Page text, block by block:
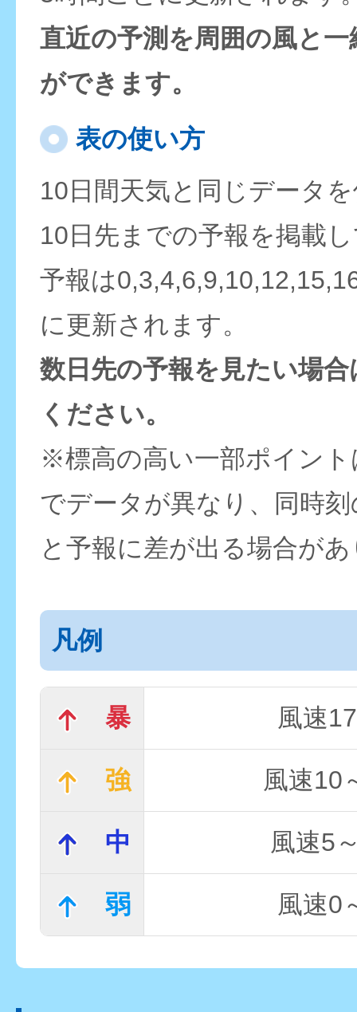
直近の予測を周囲の風と
ができます。
表の使い方
10日間天気と同じデータ
10日先までの予報を掲載
予報は
に更新されます。
数日先の予報を見たい場
ください。
※標高の高い一部ポイン
でデータが異なり、同時
と予報に差が出る場合が
凡例
暴 風速
強 風速10
中 風速5
弱 風速0